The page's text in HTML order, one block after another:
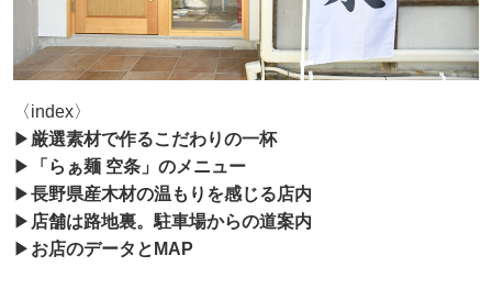
〈index〉
▶ 厳選素材で作るこだわりの一杯
▶
「らぁ麺 空条」のメニュー
▶長野県産木材の温もりを感じる店内
▶ 店舗は路地裏。駐車場からの道案内
▶ お店のデータとMAP